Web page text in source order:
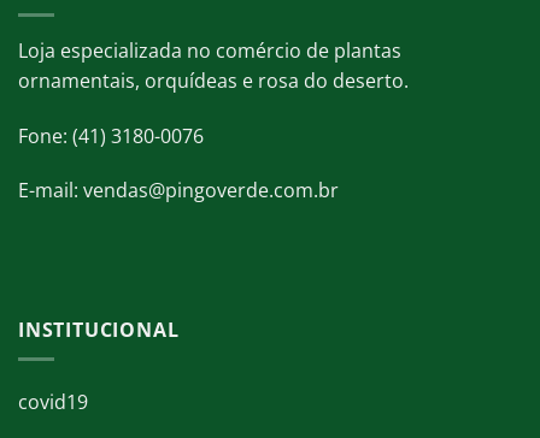
Loja especializada no comércio de plantas
ornamentais, orquídeas e rosa do deserto.
Fone: (41) 3180-0076
E-mail: vendas@pingoverde.com.br
INSTITUCIONAL
covid19